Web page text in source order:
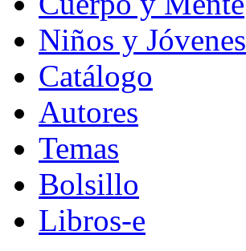
Niños y Jóvenes
Catálogo
Autores
Temas
Bolsillo
Libros-e